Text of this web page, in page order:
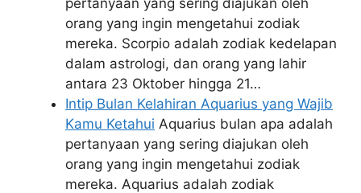
orang yang ingin mengetahui zodiak
mereka. Scorpio adalah zodiak kedelapan
dalam astrologi, dan orang yang lahir
antara 23 Oktober hingga 21…
Intip Bulan Kelahiran Aquarius yang Wajib
Kamu Ketahui Aquarius bulan apa adalah
pertanyaan yang sering diajukan oleh
orang yang ingin mengetahui zodiak
mereka. Aquarius adalah zodiak